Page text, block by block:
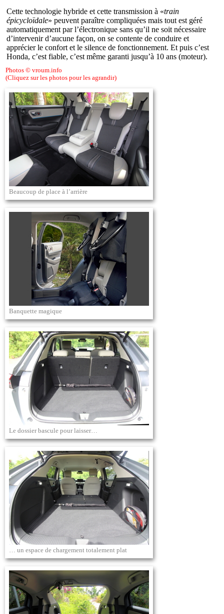
Cette technologie hybride et cette transmission à «train
épicycloïdale» peuvent paraître compliquées mais tout est géré
automatiquement par l’électronique sans qu’il ne soit nécessaire
d’intervenir d’aucune façon, on se contente de conduire et
apprécier le confort et le silence de fonctionnement. Et puis c’est
Honda, c’est fiable, c’est même garanti jusqu’à 10 ans (moteur).
Photos © vroum.info
(Cliquez sur les photos pour les agrandir)
Beaucoup de place à l’arrière
Banquette magique
Le dossier bascule pour laisser…
… un espace de chargement totalement plat